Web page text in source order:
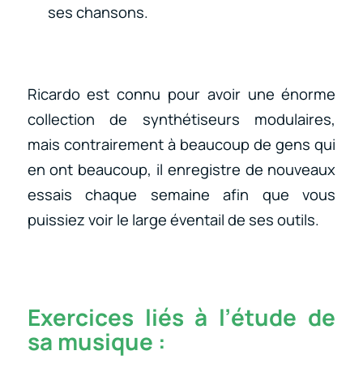
ses chansons.
Ricardo est connu pour avoir une énorme
collection de synthétiseurs modulaires,
mais contrairement à beaucoup de gens qui
en ont beaucoup, il enregistre de nouveaux
essais chaque semaine afin que vous
puissiez voir le large éventail de ses outils.
Exercices liés à l’étude de
sa musique :